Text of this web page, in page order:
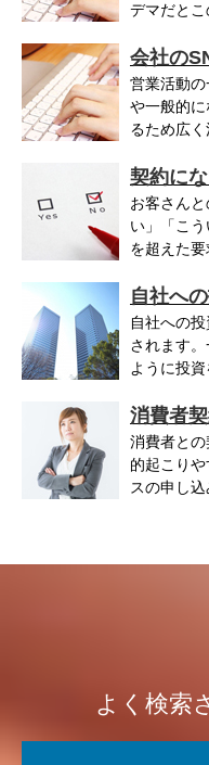
デマだと
会社の
営業活動
や一般的
るため広
契約に
お客さん
い」「こ
を超えた
自社へ
自社への
されます
ように投
消費者
消費者と
的起こり
スの申し
よく検索